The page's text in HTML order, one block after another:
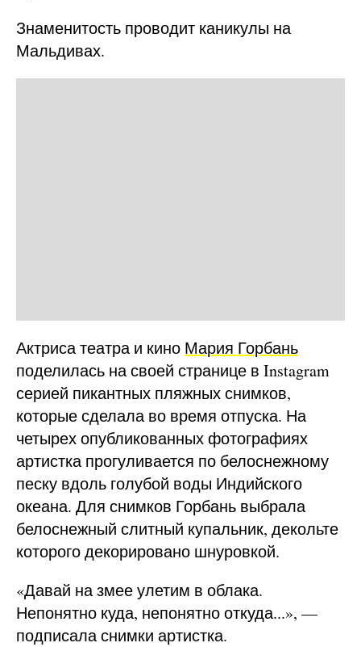
Знаменитость проводит каникулы на
Мальдивах.
Актриса театра и кино Мария Горбань
поделилась на своей странице в Instagram
серией пикантных пляжных снимков,
которые сделала во время отпуска. На
четырех опубликованных фотографиях
артистка прогуливается по белоснежному
песку вдоль голубой воды Индийского
океана. Для снимков Горбань выбрала
белоснежный слитный купальник, декольте
которого декорировано шнуровкой.
«Давай на змее улетим в облака.
Непонятно куда, непонятно откуда...», —
подписала снимки артистка.